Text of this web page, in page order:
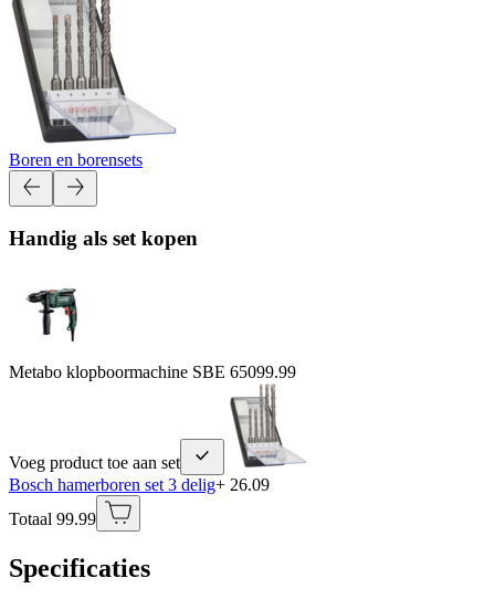
Boren en borensets
Handig als set kopen
Metabo klopboormachine SBE 65099.99
Voeg product toe aan set
Bosch hamerboren set 3 delig+ 26.09
Totaal 99.99
Specificaties